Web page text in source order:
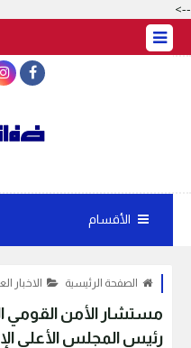
-->
الأقسام
الصفحة الرئيسية الاخبار
‏مستشار الأمن القومي
رئيس المجلس الأعلى